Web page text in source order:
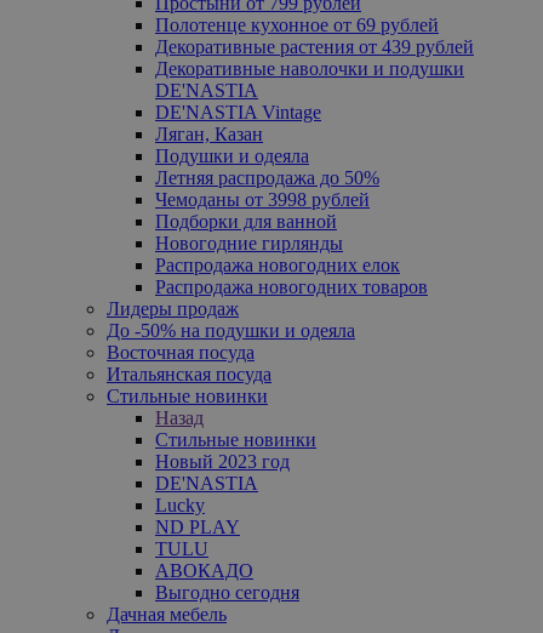
Полотенце кухонное от 69 рублей
Декоративные растения от 439 рублей
Декоративные наволочки и подушки
DE'NASTIA
DE'NASTIA Vintage
Ляган, Казан
Подушки и одеяла
Летняя распродажа до 50%
Чемоданы от 3998 рублей
Подборки для ванной
Новогодние гирлянды
Распродажа новогодних елок
Распродажа новогодних товаров
Лидеры продаж
До -50% на подушки и одеяла
Восточная посуда
Итальянская посуда
Стильные новинки
Назад
Стильные новинки
Новый 2023 год
DE'NASTIA
Lucky
ND PLAY
TULU
АВОКАДО
Выгодно сегодня
Дачная мебель